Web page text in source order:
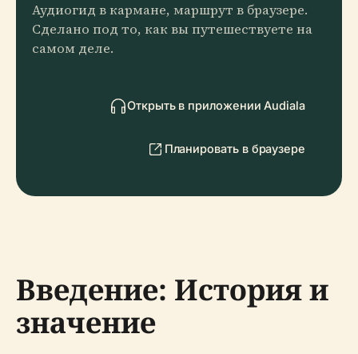
Аудиогид в кармане, маршрут в браузере.
Сделано под то, как вы путешествуете на
самом деле.
Открыть в приложении Audiala
Планировать в браузере
Введение: История и
значение